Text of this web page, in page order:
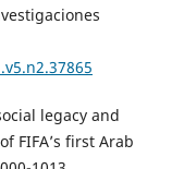
legacy and
FIFA’s first Arab